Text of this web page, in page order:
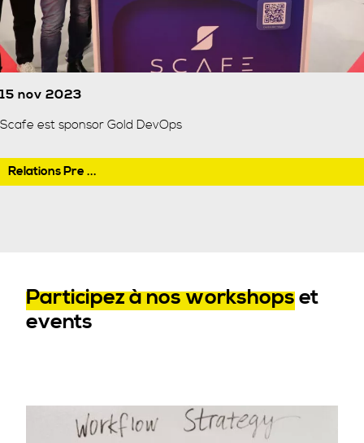
15 nov 2023
Scafe est sponsor Gold DevOps
Relations Pre ...
Participez à nos workshopset
events